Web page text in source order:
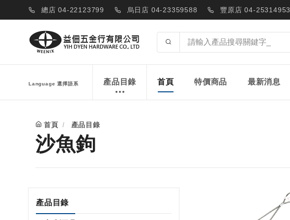
總店 04-22123799 烏日店 04-23359588 豐原店 04-25314953
Language 選擇語系 產品目錄 首頁 特價商品 最新消息
首頁 產品目錄
沙魚鉤
產品目錄